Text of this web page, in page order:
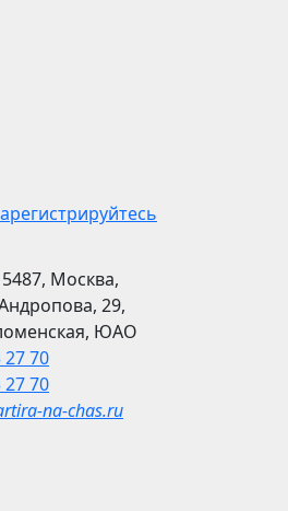
Москва,
29,
ЮАО
27 70
27 70
na-chas.ru